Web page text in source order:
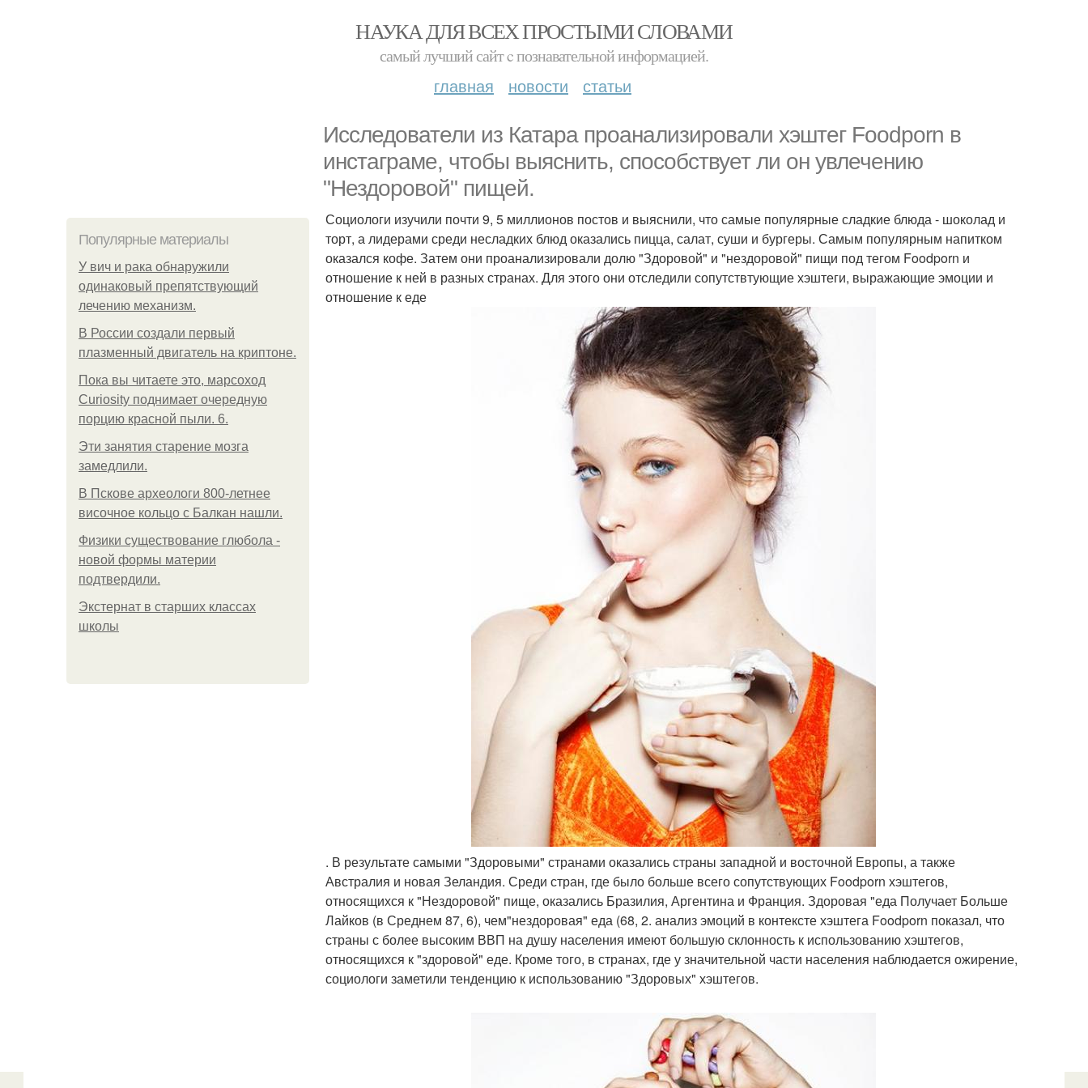
НАУКА ДЛЯ ВСЕХ ПРОСТЫМИ СЛОВАМИ
самый лучший сайт c познавательной информацией.
главная новости статьи
Исследователи из Катара проанализировали хэштег Foodporn в
инстаграме, чтобы выяснить, способствует ли он увлечению
"Нездоровой" пищей.
Популярные материалы
У вич и рака обнаружили
одинаковый препятствующий
лечению механизм.
В России создали первый
плазменный двигатель на криптоне.
Пока вы читаете это, марсоход
Curiosity поднимает очередную
порцию красной пыли. 6.
Эти занятия старение мозга
замедлили.
В Пскове археологи 800-летнее
височное кольцо с Балкан нашли.
Физики существование глюбола -
новой формы материи
подтвердили.
Экстернат в старших классах
школы
Социологи изучили почти 9, 5 миллионов постов и выяснили, что самые популярные сладкие блюда - шоколад и
торт, а лидерами среди несладких блюд оказались пицца, салат, суши и бургеры. Самым популярным напитком
оказался кофе. Затем они проанализировали долю "Здоровой" и "нездоровой" пищи под тегом Foodporn и
отношение к ней в разных странах. Для этого они отследили сопутствтующие хэштеги, выражающие эмоции и
отношение к еде
. В результате самыми "Здоровыми" странами оказались страны западной и восточной Европы, а также
Австралия и новая Зеландия. Среди стран, где было больше всего сопутствующих Foodporn хэштегов,
относящихся к "Нездоровой" пище, оказались Бразилия, Аргентина и Франция. Здоровая "еда Получает Больше
Лайков (в Среднем 87, 6), чем"нездоровая" еда (68, 2. анализ эмоций в контексте хэштега Foodporn показал, что
страны с более высоким ВВП на душу населения имеют большую склонность к использованию хэштегов,
относящихся к "здоровой" еде. Кроме того, в странах, где у значительной части населения наблюдается ожирение,
социологи заметили тенденцию к использованию "Здоровых" хэштегов.